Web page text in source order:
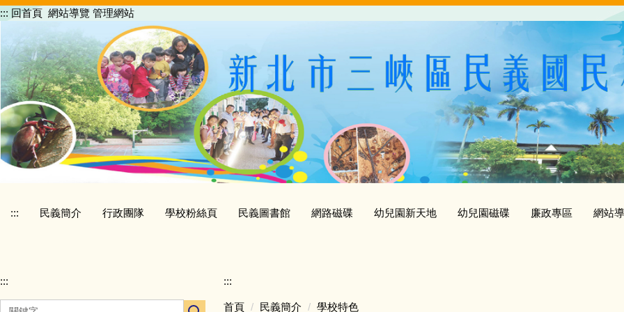
跳
要
內
容
區
::: 回首頁 網站導覽 管理網站
::: 民義簡介 行政團隊 學校粉絲頁 民義圖書館 網路磁碟 幼兒園新天地 幼兒園磁碟 廉政專區 網站
::: :::
首頁 民義簡介 學校特色